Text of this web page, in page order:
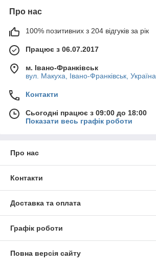
Про нас
100% позитивних з 204 відгуків за рік
Працює з 06.07.2017
м. Івано-Франківськ
вул. Макуха, Івано-Франківськ, Україна
Контакти
Сьогодні працює з 09:00 до 18:00
Показати весь графік роботи
Про нас
Контакти
Доставка та оплата
Графік роботи
Повна версія сайту